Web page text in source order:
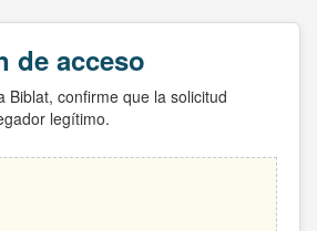
de acceso
Biblat, confirme que la solicitud
legítimo.